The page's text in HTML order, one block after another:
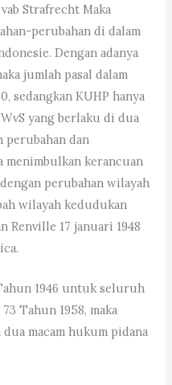
Strafrecht Maka
perubahan di dalam
Dengan adanya
jumlah pasal dalam
sedangkan KUHP hanya
yang berlaku di dua
perubahan dan
menimbulkan kerancuan
perubahan wilayah
wilayah kedudukan
Renville 17 januari 1948
1946 untuk seluruh
Tahun 1958, maka
macam hukum pidana